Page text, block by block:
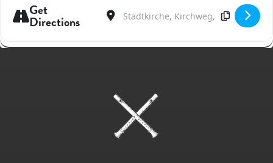
Get
Directions
Address - 'Traveller's Fantasies' [xKXt3nPbz]
Destination Address - 'Traveller's